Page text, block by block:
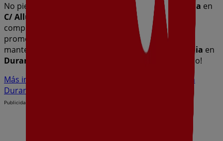
No pierdas la oportunidad de visitar la tienda de
Dia en
C/ Alluitz, 5
para disfrutar de una experiencia de
compra completa. Te invitamos a explorar las
promociones que tenemos para ti este agosto
mantenerte informado de las mejores ofertas de
Dia en
Durango
. ¡Visítanos y empieza a ahorrar hoy mismo!
Más información de Dia
Ver otras tiendas de Dia en
Durango
Publicidad